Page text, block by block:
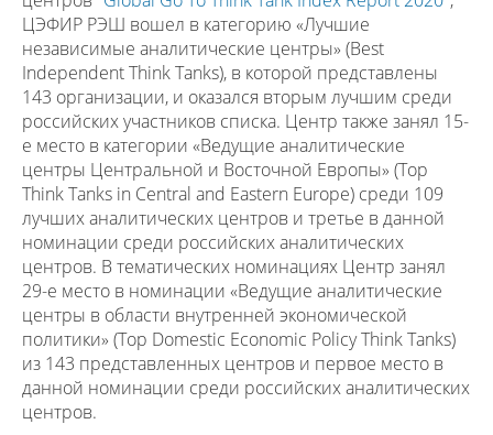
ЦЭФИР РЭШ вошел в категорию «Лучшие
независимые аналитические центры» (Best
Independent Think Tanks), в которой представлены
143 организации, и оказался вторым лучшим среди
российских участников списка. Центр также занял 15-
е место в категории «Ведущие аналитические
центры Центральной и Восточной Европы» (Top
Think Tanks in Central and Eastern Europe) среди 109
лучших аналитических центров и третье в данной
номинации среди российских аналитических
центров. В тематических номинациях Центр занял
29-е место в номинации «Ведущие аналитические
центры в области внутренней экономической
политики» (Top Domestic Economic Policy Think Tanks)
из 143 представленных центров и первое место в
данной номинации среди российских аналитических
центров.